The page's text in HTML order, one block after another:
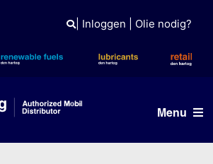
| Inloggen Olie nodig?
Menu